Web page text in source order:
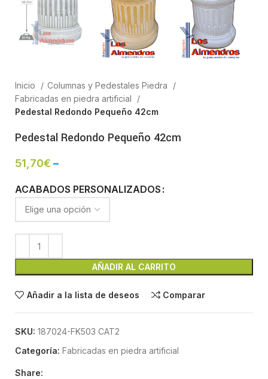
Inicio
Columnas y Pedestales Piedra
Fabricadas en piedra artificial
Pedestal Redondo Pequeño 42cm
Pedestal Redondo Pequeño 42cm
51,70€ –
ACABADOS PERSONALIZADOS
AÑADIR AL CARRITO
Añadir a la lista de deseos Comparar
SKU: 187024-FK503 CAT2
Categoría: Fabricadas en piedra artificial
Share: